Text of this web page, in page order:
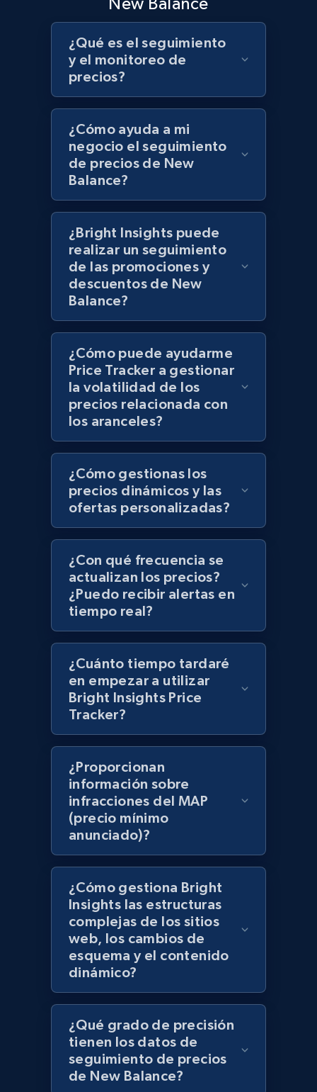
URL, Product id, Title, Product description,
Rating, Reviews count, Initial price, Discount,
and more.
1.3K+ 175+ Comenzar ahora
Zara - Products
Category id, Product id, Product name, Price,
Currency, Colour code, Colour, Description, and
1.2K+ 208+ Comenzar ahora
Zara - Products - discovery by category url
Category id, Product id, Product name, Price,
Currency, Colour code, Colour, Description, and
Best Buy products
URL, Product id, Title, Images, Final price,
Currency, Discount, Initial price, and more.
1.1K+ 149+ Comenzar ahora
Best Buy products - Collect data on
products using specified keywords
URL, Product id, Title, Images, Final price,
Currency, Discount, Initial price, and more.
Lazada - Products
991+ 164+ Comenzar ahora
Lazada - Products - Discover products by
keyword
URL, Title, Rating, Reviews, Initial price, Final
price, Currency, Stock, and more.
991+ 164+ Comenzar ahora
¿Qué es el seguimiento
y el monitoreo de
precios?
¿Cómo ayuda a mi
negocio el seguimiento
de precios de New
Balance?
¿Bright Insights puede
realizar un seguimiento
de las promociones y
descuentos de New
Balance?
¿Cómo puede ayudarme
Price Tracker a gestionar
la volatilidad de los
precios relacionada con
los aranceles?
¿Cómo gestionas los
precios dinámicos y las
ofertas personalizadas?
¿Con qué frecuencia se
actualizan los precios?
¿Puedo recibir alertas en
tiempo real?
¿Cuánto tiempo tardaré
en empezar a utilizar
Bright Insights Price
Tracker?
¿Proporcionan
información sobre
infracciones del MAP
(precio mínimo
anunciado)?
¿Cómo gestiona Bright
Insights las estructuras
complejas de los sitios
web, los cambios de
esquema y el contenido
dinámico?
¿Qué grado de precisión
tienen los datos de
seguimiento de precios
de New Balance?